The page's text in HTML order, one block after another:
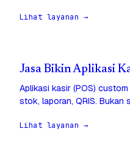
Lihat layanan →
Jasa Bikin Aplikasi
Aplikasi kasir (POS)
stok, laporan, QRIS. Bukan
Lihat layanan →